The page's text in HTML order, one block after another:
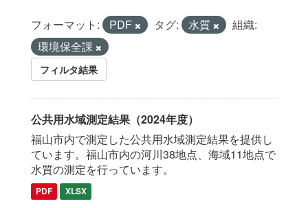
フォーマット: PDF タグ: 水質
組織:
環境保全課
フィルタ結果
公共用水域測定結果（2024年度）
福山市内で測定した公共用水域測定結果を提供し
ています。福山市内の河川38地点、海域11地点で
水質の測定を行っています。
PDF XLSX